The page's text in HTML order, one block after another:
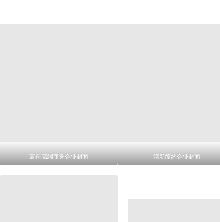
蓝色高端商务企业封面 清新简约企业封面